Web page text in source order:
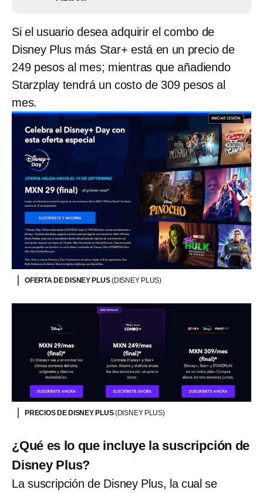
Si el usuario desea adquirir el combo de
Disney Plus más Star+ está en un precio de
249 pesos al mes; mientras que añadiendo
Starzplay tendrá un costo de 309 pesos al
mes.
OFERTA DE DISNEY PLUS(DISNEY PLUS)
PRECIOS DE DISNEY PLUS(DISNEY PLUS)
¿Qué es lo que incluye la suscripción de
Disney Plus?
La suscripción de Disney Plus, la cual se